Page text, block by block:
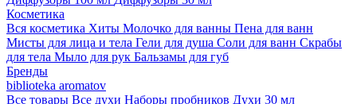
Косметика
Вся косметика Хиты Молочко для ванны Пена для ванн
Мисты для лица и тела Гели для душа Соли для ванн Скрабы
для тела Мыло для рук Бальзамы для губ
Бренды
biblioteka aromatov
Все товары Все духи Наборы пробников Духи 30 мл